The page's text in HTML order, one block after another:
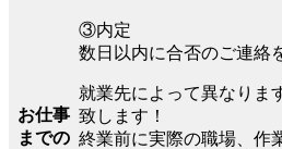
お仕事
までの
③内定
数日以内に合否のご連絡
就業先によって異なりま
致します！
終業前に実際の職場、作